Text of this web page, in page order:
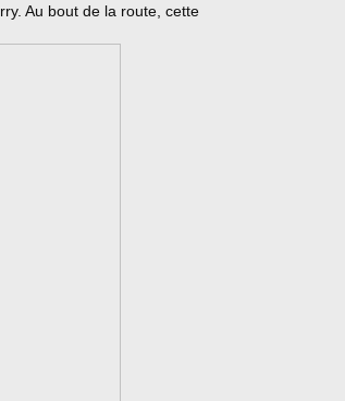
Au bout de la route, cette